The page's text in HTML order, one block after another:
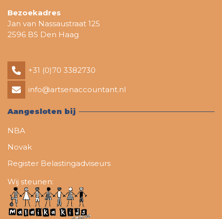
Bezoekadres
Jan van Nassaustraat 125
2596 BS Den Haag
+31 (0)70 3382730
info@artsenaccountant.nl
Aangesloten bij
NBA
Novak
Register Belastingadviseurs
Wij steunen: